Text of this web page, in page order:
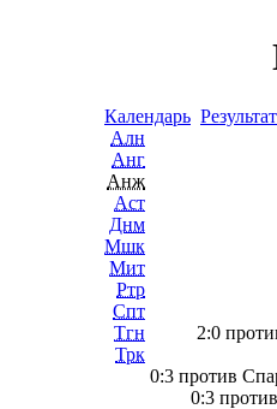
Календарь
Алн
Анг
Анж
Аст
Днм
Мшк
Мит
Ртр
Спт
Тгн
Трк
2:0
0:3 против
0:3